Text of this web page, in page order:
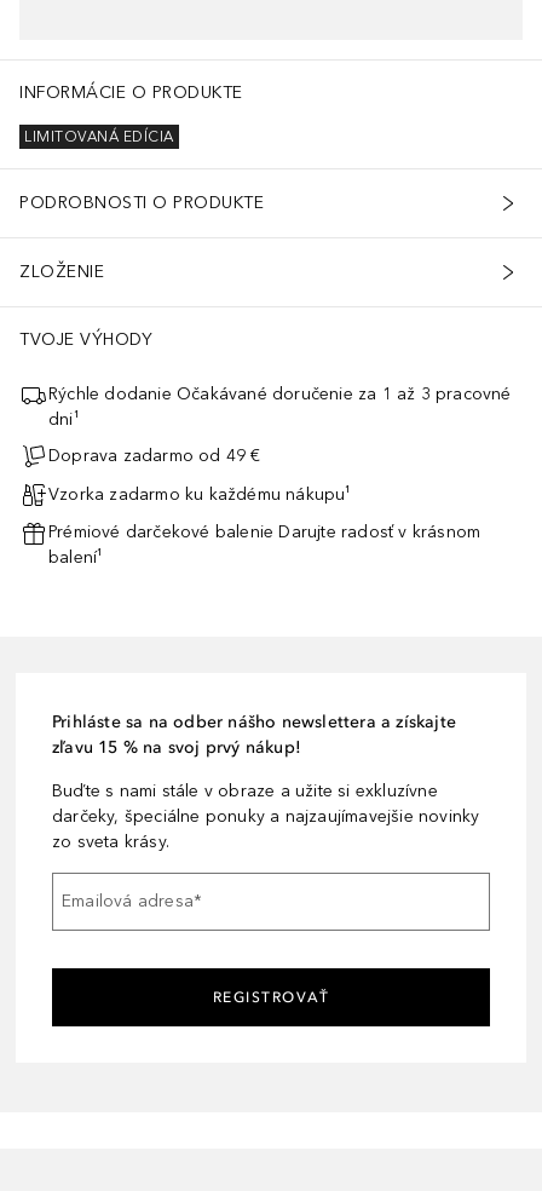
INFORMÁCIE O PRODUKTE
LIMITOVANÁ EDÍCIA
PODROBNOSTI O PRODUKTE
ZLOŽENIE
TVOJE VÝHODY
Rýchle dodanie Očakávané doručenie za 1 až 3 pracovné
dni¹
Doprava zadarmo od 49 €
Vzorka zadarmo ku každému nákupu¹
Prémiové darčekové balenie Darujte radosť v krásnom
balení¹
Prihláste sa na odber nášho newslettera a získajte
zľavu 15 % na svoj prvý nákup!
Buďte s nami stále v obraze a užite si exkluzívne
darčeky, špeciálne ponuky a najzaujímavejšie novinky
zo sveta krásy.
Emailová adresa*
REGISTROVAŤ